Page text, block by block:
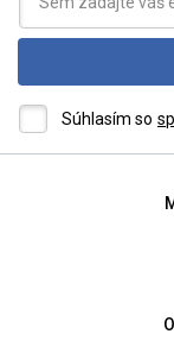
Súhlasím so